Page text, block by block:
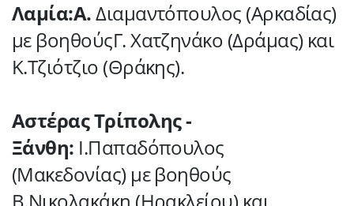
Λαμία:Α.Διαμαντόπουλος (Αρκαδίας)
με βοηθούςΓ. Χατζηνάκο (Δράμας) και
Κ.Τζιότζιο (Θράκης).
Αστέρας Τρίπολης -
Ξάνθη: Ι.Παπαδόπουλος
(Μακεδονίας) με βοηθούς